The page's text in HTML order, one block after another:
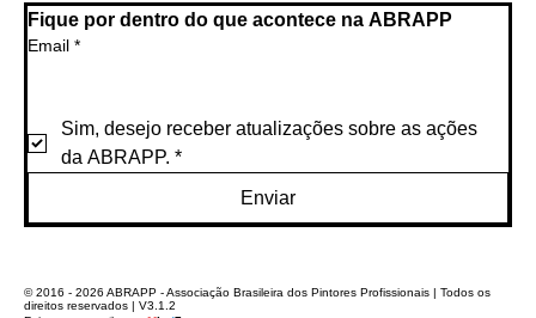
Fique por dentro do que acontece na ABRAPP
Email *
Sim, desejo receber atualizações sobre as ações
da ABRAPP. *
Enviar
© 2016 - 2026 ABRAPP - Associação Brasileira dos Pintores Profissionais | Todos os
direitos reservados | V3.1.2